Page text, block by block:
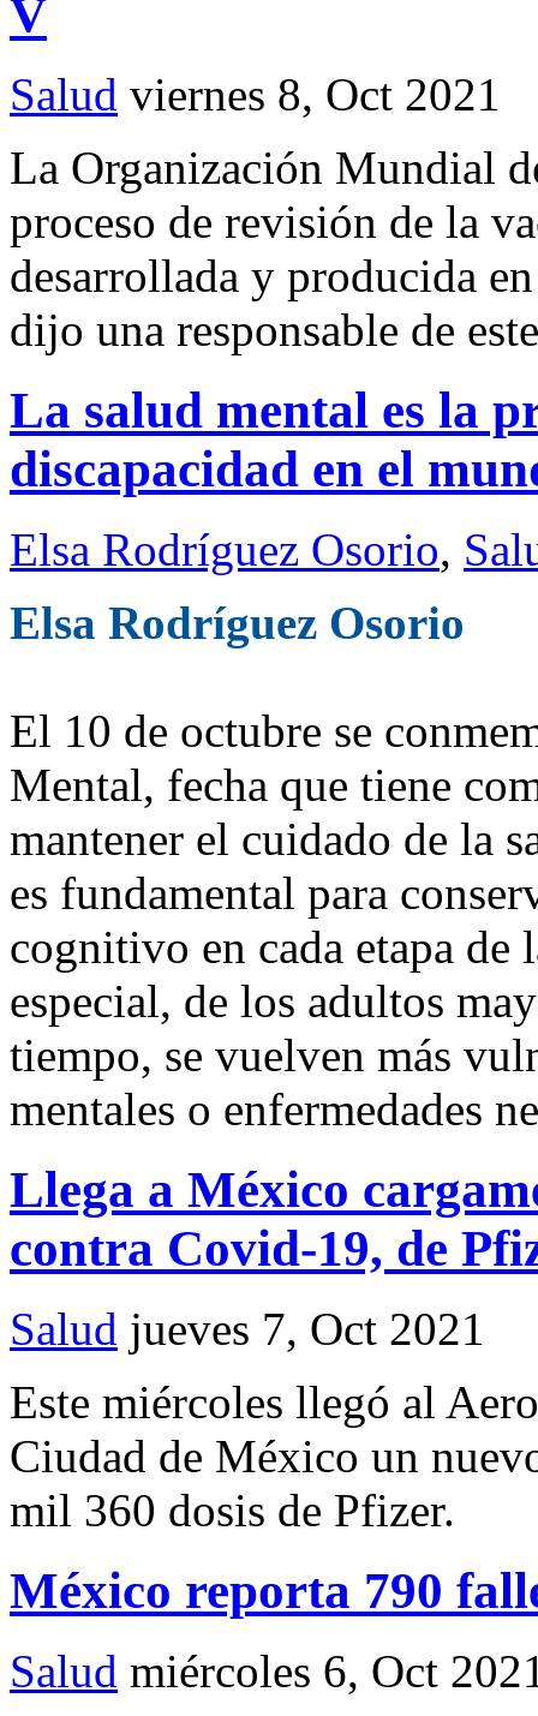
V
Salud viernes 8, Oct 2021
La Organización Mundial
proceso de revisión de la
desarrollada y producida
dijo una responsable de
La salud mental es la
discapacidad en el
Elsa Rodríguez Osorio,
Elsa Rodríguez Osorio
El 10 de octubre se
Mental, fecha que tiene
mantener el cuidado de la
es fundamental para
cognitivo en cada etapa de
especial, de los adultos
tiempo, se vuelven más
mentales o enfermedades
Llega a México
contra Covid-19, de
Salud jueves 7, Oct 2021
Este miércoles llegó al
Ciudad de México un
mil 360 dosis de Pfizer.
México reporta 790
Salud miércoles 6, Oct